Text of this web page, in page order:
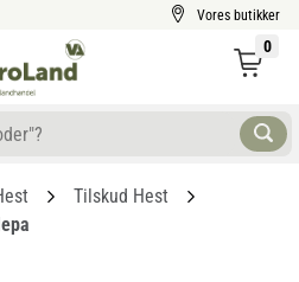
Vores butikker
0
Tilskud Hest